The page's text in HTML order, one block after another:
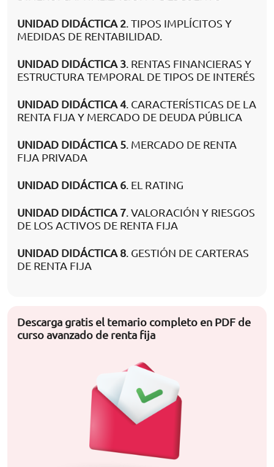
UNIDAD DIDÁCTICA 2. TIPOS IMPLÍCITOS Y
MEDIDAS DE RENTABILIDAD.
UNIDAD DIDÁCTICA 3. RENTAS FINANCIERAS Y
ESTRUCTURA TEMPORAL DE TIPOS DE INTERÉS
UNIDAD DIDÁCTICA 4. CARACTERÍSTICAS DE LA
RENTA FIJA Y MERCADO DE DEUDA PÚBLICA
UNIDAD DIDÁCTICA 5. MERCADO DE RENTA
FIJA PRIVADA
UNIDAD DIDÁCTICA 6. EL RATING
UNIDAD DIDÁCTICA 7. VALORACIÓN Y RIESGOS
DE LOS ACTIVOS DE RENTA FIJA
UNIDAD DIDÁCTICA 8. GESTIÓN DE CARTERAS
DE RENTA FIJA
Descarga gratis el temario completo en PDF de
curso avanzado de renta fija